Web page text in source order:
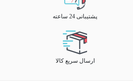
پشتیبانی 24 ساعته
ارسال سریع کالا